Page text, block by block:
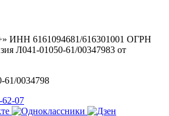
ИНН 6161094681/616301001 ОГРН
Л041-01050-61/00347983 от
61/0034798
62-07